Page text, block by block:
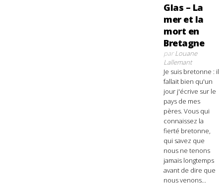
Glas – La
mer et la
mort en
Bretagne
parLouane
Lallemant
Je suis bretonne : il
fallait bien qu'un
jour j'écrive sur le
pays de mes
pères. Vous qui
connaissez la
fierté bretonne,
qui savez que
nous ne tenons
jamais longtemps
avant de dire que
nous venons...